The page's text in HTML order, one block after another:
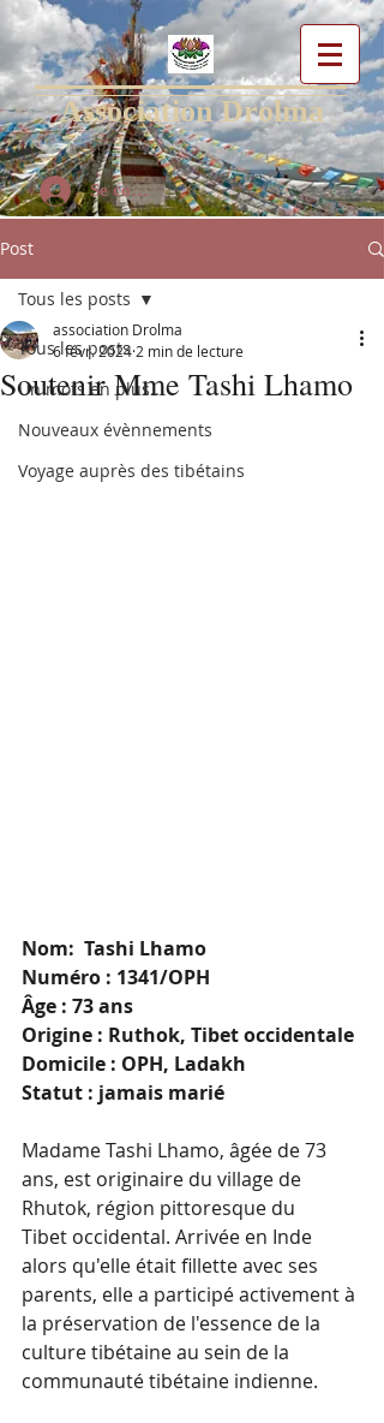
Association Drolma
Se connecter
Post
Tous les posts
Un mots en plus...
Nouveaux évènnements
Voyage auprès des tibétains
Tous les posts
Soutenir Mme Tashi Lhamo
association Drolma
6 févr. 2024 2 min de lecture
Nom:  Tashi Lhamo
Numéro : 1341/OPH
Âge : 73 ans
Origine : Ruthok, Tibet occidentale
Domicile : OPH, Ladakh
Statut : jamais marié
Madame Tashi Lhamo, âgée de 73
ans, est originaire du village de
Rhutok, région pittoresque du
Tibet occidental. Arrivée en Inde
alors qu'elle était fillette avec ses
parents, elle a participé activement à
la préservation de l'essence de la
culture tibétaine au sein de la
communauté tibétaine indienne.